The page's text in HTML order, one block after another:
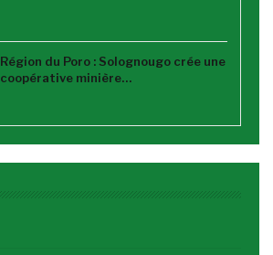
Région du Poro : Solognougo crée une
coopérative minière…